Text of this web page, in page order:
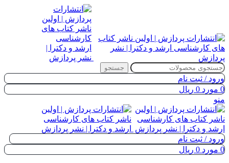
جستجو
ورود / ثبت نام
0 مورد 0 ریال
منو
ورود / ثبت نام
0 مورد 0 ریال